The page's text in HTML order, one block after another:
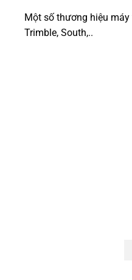
Một số thương hiệu
Trimble, South,..